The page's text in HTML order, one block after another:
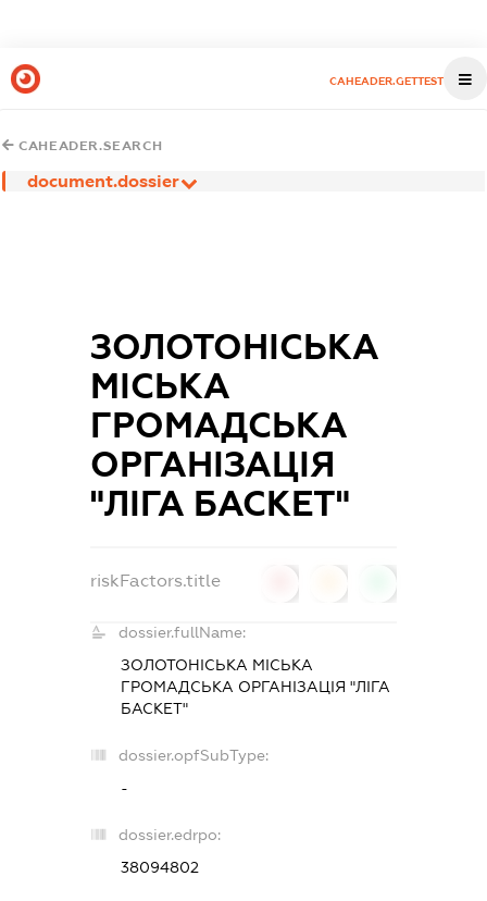
CAHEADER.GETTEST
CAHEADER.SEARCH
document.dossier
ЗОЛОТОНІСЬКА
МІСЬКА
ГРОМАДСЬКА
ОРГАНІЗАЦІЯ
"ЛІГА БАСКЕТ"
riskFactors.title
dossier.fullName:
ЗОЛОТОНІСЬКА МІСЬКА
ГРОМАДСЬКА ОРГАНІЗАЦІЯ "ЛІГА
БАСКЕТ"
dossier.opfSubType:
-
dossier.edrpo:
38094802